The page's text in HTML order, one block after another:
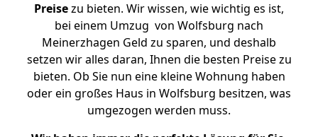
Preisezu bieten. Wir wissen, wie wichtig es ist,
bei einem Umzug von Wolfsburg nach
Meinerzhagen Geld zu sparen, und deshalb
setzen wir alles daran, Ihnen die besten Preise zu
bieten. Ob Sie nun eine kleine Wohnung haben
oder ein großes Haus in Wolfsburg besitzen, was
umgezogen werden muss.